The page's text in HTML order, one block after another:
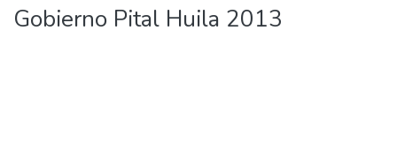
Gobierno Pital Huila 2013